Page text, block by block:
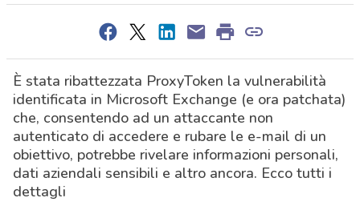
È stata ribattezzata ProxyToken la vulnerabilità
identificata in Microsoft Exchange (e ora patchata)
che, consentendo ad un attaccante non
autenticato di accedere e rubare le e-mail di un
obiettivo, potrebbe rivelare informazioni personali,
dati aziendali sensibili e altro ancora. Ecco tutti i
dettagli